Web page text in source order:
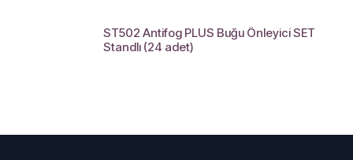
ST502 Antifog PLUS Buğu Önleyici SET
Standlı (24 adet)